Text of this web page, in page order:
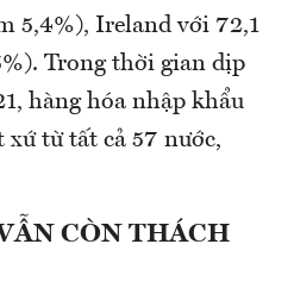
5,4%), Ireland với 72,1
Trong thời gian dịp
hàng hóa nhập khẩu
xứ từ tất cả 57 nước,
CÒN THÁCH